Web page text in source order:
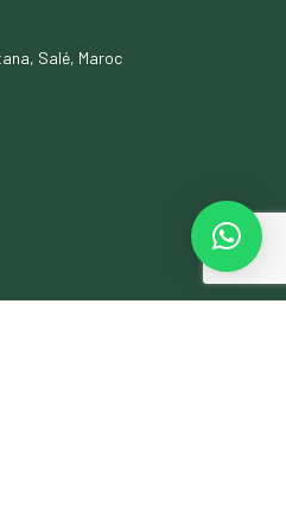
Salé, Maroc